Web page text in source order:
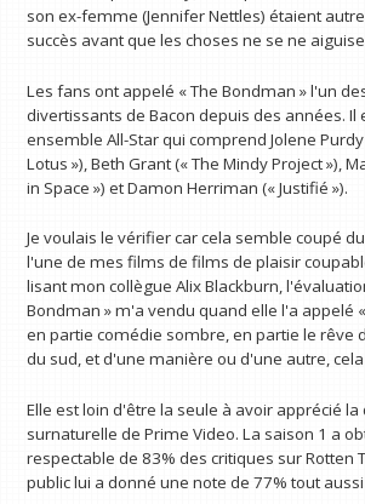
son ex-femme (Jennifer Nettles) étaient
succès avant que les choses ne se ne
Les fans ont appelé « The Bondman » l'un
divertissants de Bacon depuis des années. Il
ensemble All-Star qui comprend Jolene Purdy
Lotus »), Beth Grant (« The Mindy Project »),
in Space ») et Damon Herriman (« Justifié »).
Je voulais le vérifier car cela semble coupé
l'une de mes films de films de plaisir
lisant mon collègue Alix Blackburn,
Bondman » m'a vendu quand elle l'a appelé
en partie comédie sombre, en partie le rêve
du sud, et d'une manière ou d'une autre,
Elle est loin d'être la seule à avoir apprécié
surnaturelle de Prime Video. La saison 1 a
respectable de 83% des critiques sur Rotten
public lui a donné une note de 77% tout